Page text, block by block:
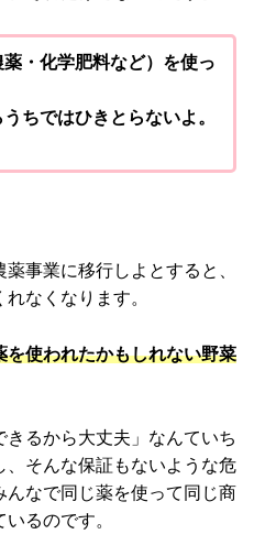
・化学肥料など）を使っ
ちではひきとらないよ。
事業に移行しよとすると、
なくなります。
を使われたかもしれない野菜
るから大丈夫」なんていち
そんな保証もないような危
んなで同じ薬を使って同じ商
るのです。